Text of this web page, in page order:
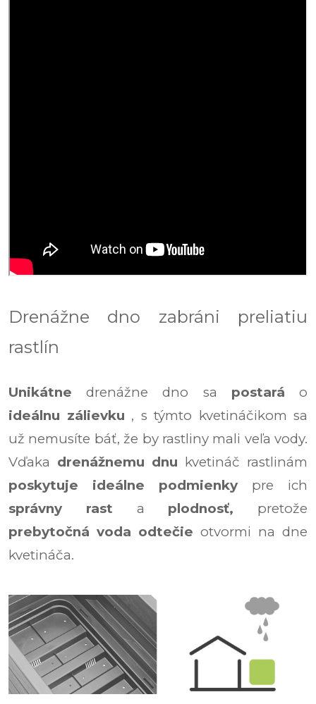
Drenážne dno zabráni preliatiu
rastlín
Unikátne drenážne dno sa postará o
ideálnu zálievku , s týmto kvetináčikom sa
už nemusíte báť, že by rastliny mali veľa vody.
Vďaka drenážnemu dnu kvetináč rastlinám
poskytuje ideálne podmienky pre ich
správny rast a plodnosť, pretože
prebytočná voda odtečie otvormi na dne
kvetináča.